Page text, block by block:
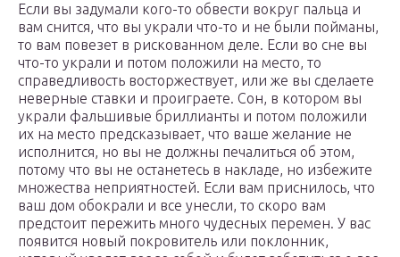
Если вы задумали кого-то обвести вокруг пальца и
вам снится, что вы украли что-то и не были пойманы,
то вам повезет в рискованном деле. Если во сне вы
что-то украли и потом положили на место, то
справедливость восторжествует, или же вы сделаете
неверные ставки и проиграете. Сон, в котором вы
украли фальшивые бриллианты и потом положили
их на место предсказывает, что ваше желание не
исполнится, но вы не должны печалиться об этом,
потому что вы не останетесь в накладе, но избежите
множества неприятностей. Если вам приснилось, что
ваш дом обокрали и все унесли, то скоро вам
предстоит пережить много чудесных перемен. У вас
появится новый покровитель или поклонник,